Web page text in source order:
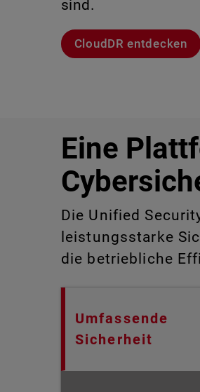
Modelle entdecken
sind.
CloudDR entdecken
Lernen Sie Rai kennen
Lernen Sie
Eine
Die Unified
leistungsstarke
die betriebliche
Umfassende
Sicherheit